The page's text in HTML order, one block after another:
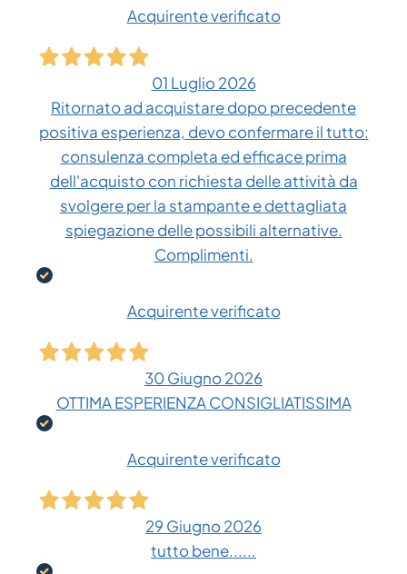
Acquirente verificato
01 Luglio 2026
Ritornato ad acquistare dopo precedente
positiva esperienza, devo confermare il tutto:
consulenza completa ed efficace prima
dell'acquisto con richiesta delle attività da
svolgere per la stampante e dettagliata
spiegazione delle possibili alternative.
Complimenti.
Acquirente verificato
30 Giugno 2026
OTTIMA ESPERIENZA CONSIGLIATISSIMA
Acquirente verificato
29 Giugno 2026
tutto bene......